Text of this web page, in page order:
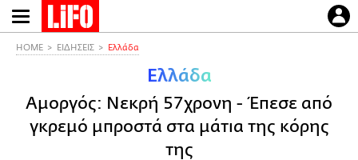
Παράκαμψη
προς
HOME ΕΙΔΗΣΕΙΣ Ελλάδα
Ελλάδα
Αμοργός: Νεκρή 57χρονη - Έπεσε από
γκρεμό μπροστά στα μάτια της κόρης
της